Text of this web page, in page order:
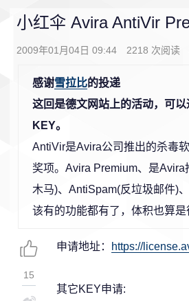
小红伞 Avira AntiVir
2009年01月04日 09:44 2218 次阅读
感谢雪拉比的投递
这回是德文网站上的活动，可
KEY。
AntiVir是Avira公司推出的杀毒
奖项。Avira Premium、是
木马)、AntiSpam(反垃圾邮件)
该有的功能都有了，体积也算是
申请地址： https://
其它KEY申请:
15